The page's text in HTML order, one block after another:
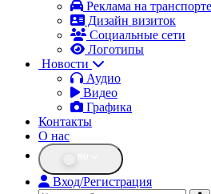
Реклама на транспорте
Дизайн визиток
Социальные сети
Логотипы
Новости
Аудио
Видео
Графика
Контакты
О нас
Вход/Регистрация